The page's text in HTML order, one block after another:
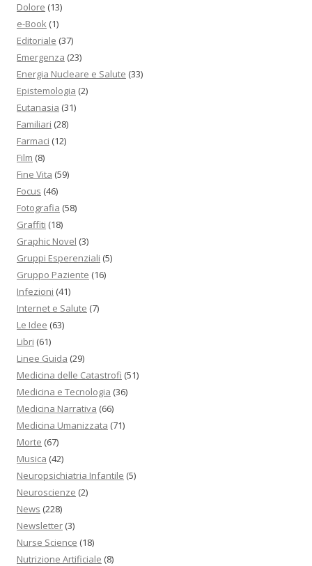
Dolore (13)
e-Book (1)
Editoriale (37)
Emergenza (23)
Energia Nucleare e Salute (33)
Epistemologia (2)
Eutanasia (31)
Familiari (28)
Farmaci (12)
Film (8)
Fine Vita (59)
Focus (46)
Fotografia (58)
Graffiti (18)
Graphic Novel (3)
Gruppi Esperenziali (5)
Gruppo Paziente (16)
Infezioni (41)
Internet e Salute (7)
Le Idee (63)
Libri (61)
Linee Guida (29)
Medicina delle Catastrofi (51)
Medicina e Tecnologia (36)
Medicina Narrativa (66)
Medicina Umanizzata (71)
Morte (67)
Musica (42)
Neuropsichiatria Infantile (5)
Neuroscienze (2)
News (228)
Newsletter (3)
Nurse Science (18)
Nutrizione Artificiale (8)